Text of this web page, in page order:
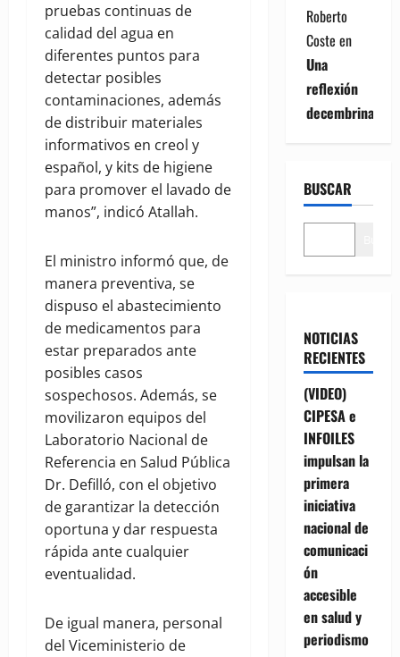
pruebas continuas de
calidad del agua en
diferentes puntos para
detectar posibles
contaminaciones, además
de distribuir materiales
informativos en creol y
español, y kits de higiene
para promover el lavado de
manos”, indicó Atallah.
El ministro informó que, de
manera preventiva, se
dispuso el abastecimiento
de medicamentos para
estar preparados ante
posibles casos
sospechosos. Además, se
movilizaron equipos del
Laboratorio Nacional de
Referencia en Salud Pública
Dr. Defilló, con el objetivo
de garantizar la detección
oportuna y dar respuesta
rápida ante cualquier
eventualidad.
De igual manera, personal
del Viceministerio de
Roberto
Coste en
Una
reflexión
decembrina
BUSCAR
NOTICIAS
RECIENTES
(VIDEO)
CIPESA e
INFOILES
impulsan la
primera
iniciativa
nacional de
comunicaci
ón
accesible
en salud y
periodismo